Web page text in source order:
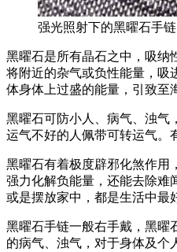
强光照射下的黑曜石手链
黑曜石是所有晶石之中，吸纳
将附近的杂气或负性能量，吸
体身体上过盛的能量，引致至
黑曜石可防小人、病气、浊气
运气不好的人佩带可转运气。
黑曜石有着极度辟邪化煞作用
强力化解负能量，还能去除难
或是摆放家中，都是生活中最
黑曜石手链一般右手戴，黑曜
的病气、浊气，对于身体及个